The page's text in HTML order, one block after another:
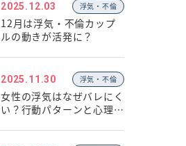
2025.12.03 浮気・不倫
12月は浮気・不倫カップ
ルの動きが活発に？
2025.11.30 浮気・不倫
女性の浮気はなぜバレにく
い？行動パターンと心理の